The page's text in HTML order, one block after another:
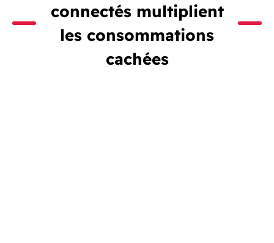
connectés multiplient
les consommations
cachées